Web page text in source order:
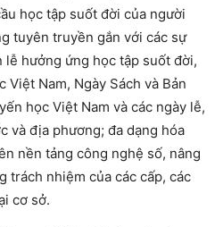
học tập suốt đời của người
tuyên truyền gắn với các sự
lễ hưởng ứng học tập suốt đời,
Việt Nam, Ngày Sách và Bản
học Việt Nam và các ngày lễ,
và địa phương; đa dạng hóa
nền tảng công nghệ số, nâng
trách nhiệm của các cấp, các
cơ sở.